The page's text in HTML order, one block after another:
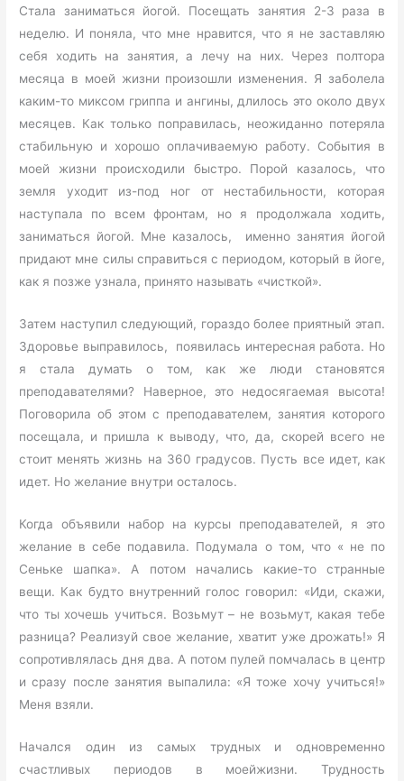
Стала заниматься йогой. Посещать занятия 2-3 раза в
неделю. И поняла, что мне нравится, что я не заставляю
себя ходить на занятия, а лечу на них. Через полтора
месяца в моей жизни произошли изменения. Я заболела
каким-то миксом гриппа и ангины, длилось это около двух
месяцев. Как только поправилась, неожиданно потеряла
стабильную и хорошо оплачиваемую работу. События в
моей жизни происходили быстро. Порой казалось, что
земля уходит из-под ног от нестабильности, которая
наступала по всем фронтам, но я продолжала ходить,
заниматься йогой. Мне казалось, именно занятия йогой
придают мне силы справиться с периодом, который в йоге,
как я позже узнала, принято называть «чисткой».
Затем наступил следующий, гораздо более приятный этап.
Здоровье выправилось, появилась интересная работа. Но
я стала думать о том, как же люди становятся
преподавателями? Наверное, это недосягаемая высота!
Поговорила об этом с преподавателем, занятия которого
посещала, и пришла к выводу, что, да, скорей всего не
стоит менять жизнь на 360 градусов. Пусть все идет, как
идет. Но желание внутри осталось.
Когда объявили набор на курсы преподавателей, я это
желание в себе подавила. Подумала о том, что « не по
Сеньке шапка». А потом начались какие-то странные
вещи. Как будто внутренний голос говорил: «Иди, скажи,
что ты хочешь учиться. Возьмут – не возьмут, какая тебе
разница? Реализуй свое желание, хватит уже дрожать!» Я
сопротивлялась дня два. А потом пулей помчалась в центр
и сразу после занятия выпалила: «Я тоже хочу учиться!»
Меня взяли.
Начался один из самых трудных и одновременно
счастливых периодов в моейжизни. Трудность